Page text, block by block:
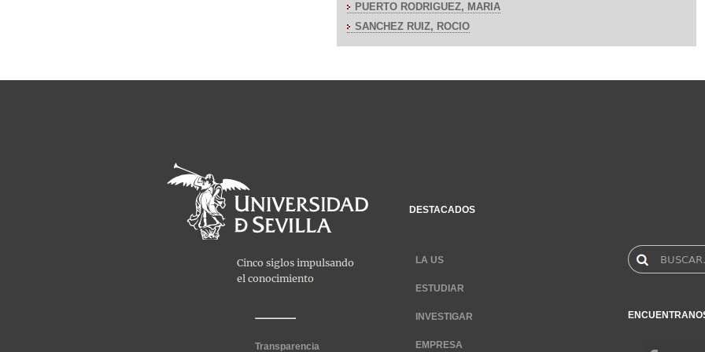
PUERTO RODRIGUEZ, MARIA
SANCHEZ RUIZ, ROCIO
Transparencia
DESTACADOS
LA US
ESTUDIAR
INVESTIGAR
EMPRESA